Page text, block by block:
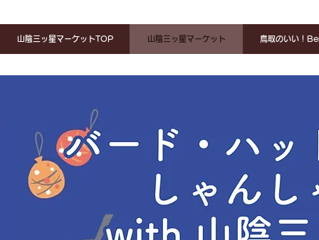
山陰三ッ星マーケットTOP 山陰三ッ星マーケット 鳥取のいい！